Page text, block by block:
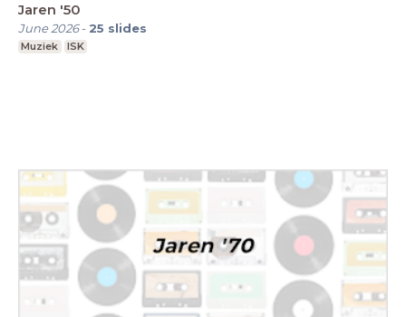
Jaren '50
June 2026- 25 slides
Muziek ISK